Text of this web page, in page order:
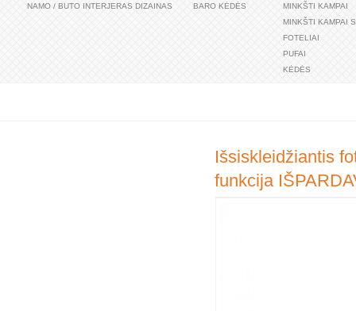
NAMO / BUTO INTERJERAS DIZAINAS
BARO KĖDĖS
MINKŠTI KAMPAI
MINKŠTI KAMPAI
FOTELIAI
PUFAI
KĖDĖS
Išsiskleidžiantis
funkcija